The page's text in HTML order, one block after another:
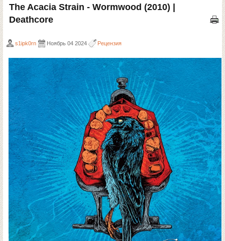
The Acacia Strain - Wormwood (2010) |
Deathcore
s1ipk0rn Ноябрь 04 2024 Рецензия